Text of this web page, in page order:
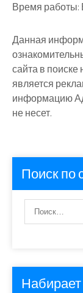
Время работы:
Данная
сайта в
является
информацию
не несет.
Поиск по